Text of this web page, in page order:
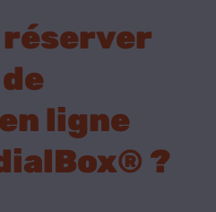
réserver
ligne
?